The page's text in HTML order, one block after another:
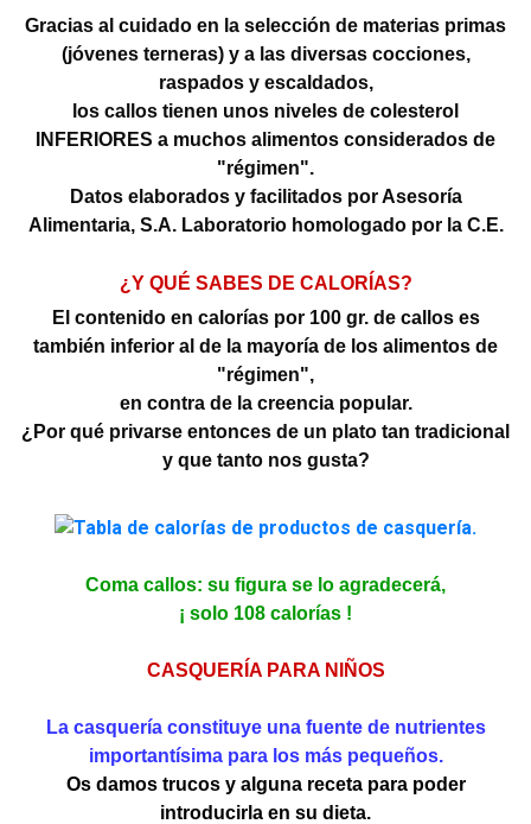
Gracias al cuidado en la selección de materias primas
(jóvenes terneras) y a las diversas cocciones,
raspados y escaldados,
los callos tienen unos niveles de colesterol
INFERIORES a muchos alimentos considerados de
"régimen".
Datos elaborados y facilitados por Asesoría
Alimentaria, S.A. Laboratorio homologado por la C.E.
¿Y QUÉ SABES DE CALORÍAS?
El contenido en calorías por 100 gr. de callos es
también inferior al de la mayoría de los alimentos de
"régimen",
en contra de la creencia popular.
¿Por qué privarse entonces de un plato tan tradicional
y que tanto nos gusta?
Coma callos: su figura se lo agradecerá,
¡ solo 108 calorías !
CASQUERÍA PARA NIÑOS
La casquería constituye una fuente de nutrientes
importantísima para los más pequeños.
Os damos trucos y alguna receta para poder
introducirla en su dieta.